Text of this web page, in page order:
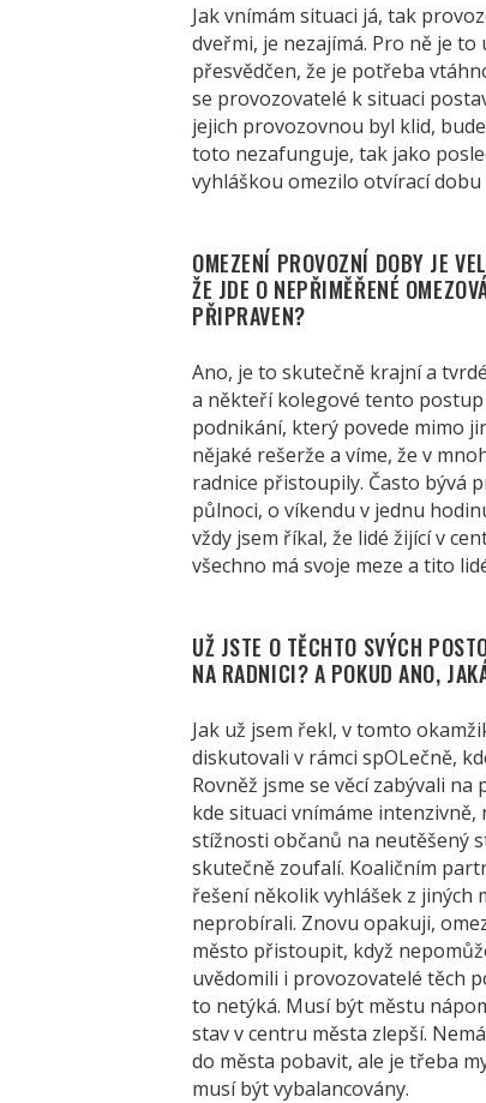
Jak vnímám situaci já, tak
dveřmi, je nezajímá. Pro ně je
přesvědčen, že je potřeba
se provozovatelé k situaci
jejich provozovnou byl klid,
toto nezafunguje, tak jako
vyhláškou omezilo otvírací
OMEZENÍ PROVOZNÍ DOBY JE
ŽE JDE O NEPŘIMĚŘENÉ
PŘIPRAVEN?
Ano, je to skutečně krajní a
a někteří kolegové tento
podnikání, který povede mimo
nějaké rešerže a víme, že v
radnice přistoupily. Často bývá
půlnoci, o víkendu v jednu
vždy jsem říkal, že lidé žijící v
všechno má svoje meze a tito
UŽ JSTE O TĚCHTO SVÝCH
NA RADNICI? A POKUD ANO,
Jak už jsem řekl, v tomto
diskutovali v rámci spOLečně,
Rovněž jsme se věcí zabývali
kde situaci vnímáme
stížnosti občanů na neutěšený
skutečně zoufalí. Koaličním
řešení několik vyhlášek z
neprobírali. Znovu opakuji,
město přistoupit, když
uvědomili i provozovatelé těch
to netýká. Musí být městu
stav v centru města zlepší.
do města pobavit, ale je třeba
musí být vybalancovány.